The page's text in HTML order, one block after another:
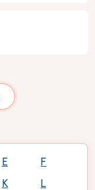
E
F
K
L